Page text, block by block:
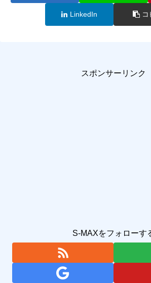
LinkedIn コ
スポンサーリンク
S-MAXをフォローす